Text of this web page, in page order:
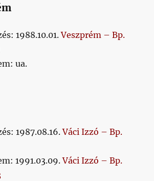
1988.10.01.Veszprém – Bp.
ua.
1987.08.16.Váci Izzó – Bp.
1991.03.09.Váci Izzó – Bp.